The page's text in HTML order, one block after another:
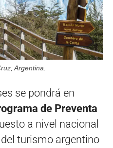
Argentina.
se pondrá en
de Preventa
a nivel nacional
turismo argentino